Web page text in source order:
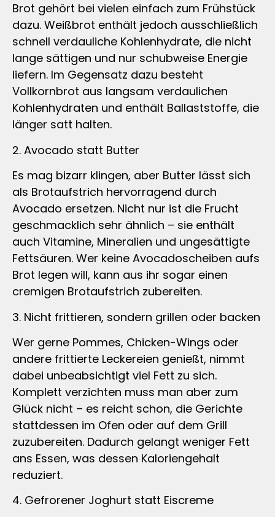
Brot gehört bei vielen einfach zum Frühstück
dazu. Weißbrot enthält jedoch ausschließlich
schnell verdauliche Kohlenhydrate, die nicht
lange sättigen und nur schubweise Energie
liefern. Im Gegensatz dazu besteht
Vollkornbrot aus langsam verdaulichen
Kohlenhydraten und enthält Ballaststoffe, die
länger satt halten.
2. Avocado statt Butter
Es mag bizarr klingen, aber Butter lässt sich
als Brotaufstrich hervorragend durch
Avocado ersetzen. Nicht nur ist die Frucht
geschmacklich sehr ähnlich – sie enthält
auch Vitamine, Mineralien und ungesättigte
Fettsäuren. Wer keine Avocadoscheiben aufs
Brot legen will, kann aus ihr sogar einen
cremigen Brotaufstrich zubereiten.
3. Nicht frittieren, sondern grillen oder backen
Wer gerne Pommes, Chicken-Wings oder
andere frittierte Leckereien genießt, nimmt
dabei unbeabsichtigt viel Fett zu sich.
Komplett verzichten muss man aber zum
Glück nicht – es reicht schon, die Gerichte
stattdessen im Ofen oder auf dem Grill
zuzubereiten. Dadurch gelangt weniger Fett
ans Essen, was dessen Kaloriengehalt
reduziert.
4. Gefrorener Joghurt statt Eiscreme